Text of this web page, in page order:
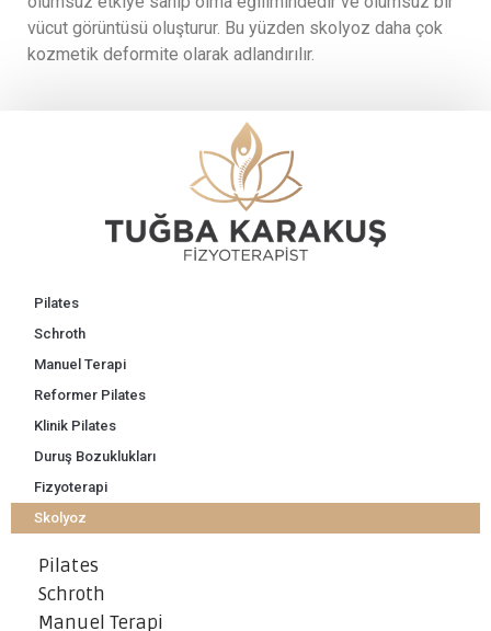
vücut görüntüsü oluşturur. Bu yüzden skolyoz daha çok
kozmetik deformite olarak adlandırılır.
Pilates
Schroth
Manuel Terapi
Reformer Pilates
Klinik Pilates
Duruş Bozuklukları
Fizyoterapi
Skolyoz
Pilates
Schroth
Manuel Terapi